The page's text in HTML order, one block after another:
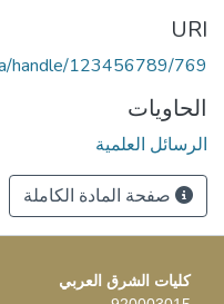
URI
handle/123456789/769
الحاويات
الرسائل العلمية
صفحة المادة الكاملة
كليات الشرق العربي